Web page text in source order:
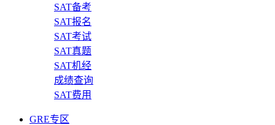
SAT备考
SAT报名
SAT考试
SAT真题
SAT机经
成绩查询
SAT费用
GRE专区